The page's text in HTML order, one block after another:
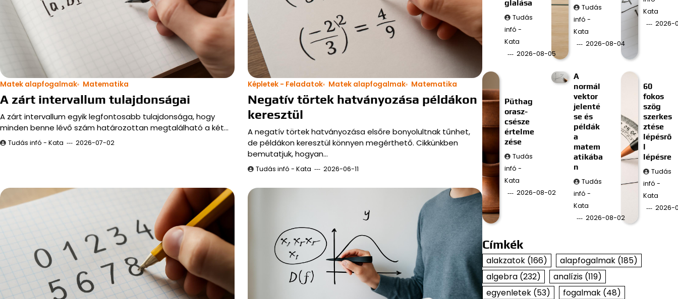
Matek alapfogalmak Matematika
A zárt intervallum tulajdonságai
A zárt intervallum egyik legfontosabb tulajdonsága, hogy
minden benne lévő szám határozottan megtalálható a két…
Tudás infó - Kata 2026-07-02
Képletek - Feladatok Matek alapfogalmak Matematika
Negatív törtek hatványozása példákon
keresztül
A negatív törtek hatványozása elsőre bonyolultnak tűnhet,
de példákon keresztül könnyen megérthető. Cikkünkben
bemutatjuk, hogyan…
Tudás infó - Kata 2026-06-11
glalása
Tudás
infó -
Kata
2026-08-05
Tudás
infó -
Kata
2026-08-04
Kata
2026-
Püthag
orasz-
csésze
értelme
zése
Tudás
infó -
Kata
2026-08-02
A
normál
vektor
jelenté
se és
példák
a
matem
atikába
n
Tudás
infó -
Kata
2026-08-02
60
fokos
szög
szerkes
ztése
lépésrő
l
lépésre
Tudás
infó -
Kata
2026-
Címkék
alakzatok(166) alapfogalmak(185)
algebra(232) analízis(119)
egyenletek(53) fogalmak(48)